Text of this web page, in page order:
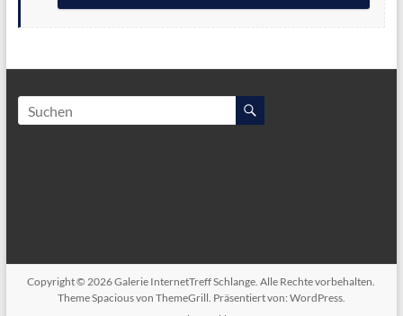
Copyright © 2026Galerie InternetTreff Schlange. Alle Rechte vorbehalten.
ThemeSpaciousvon ThemeGrill. Präsentiert von: WordPress.